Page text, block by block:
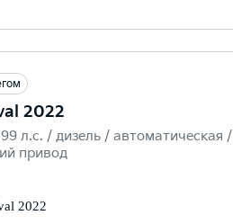
2022
л.c. / дизель / автоматическая /
привод